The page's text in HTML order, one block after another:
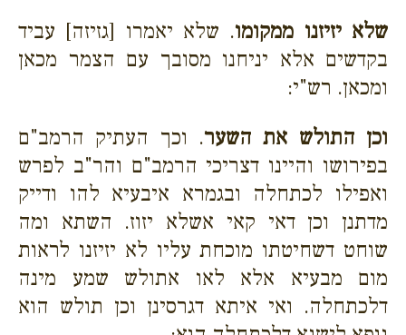
שלא יזיזנו ממקומו. שלא יאמרו [גזיזה] עביד
בקדשים אלא יניחנו מסובך עם הצמר מכאן
ומכאן. רש"י:
וכן התולש את השער. וכך העתיק הרמב"ם
בפירושו והיינו דצריכי הרמב"ם והר"ב לפרש
ואפילו לכתחלה ובגמרא איבעיא להו ודייק
מדתנן וכן דאי קאי אשלא יזוז. השתא ומה
שוחט דשחיטתו מוכחת עליו לא יזיזנו לראות
מום מבעיא אלא לאו אתולש שמע מינה
דלכתחלה. ואי איתא דגרסינן וכן תולש הוא